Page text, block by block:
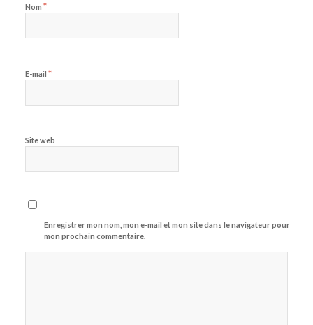
Nom *
E-mail *
Site web
Enregistrer mon nom, mon e-mail et mon site dans le navigateur pour
mon prochain commentaire.